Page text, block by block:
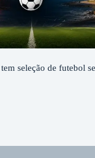
seleção de futebol